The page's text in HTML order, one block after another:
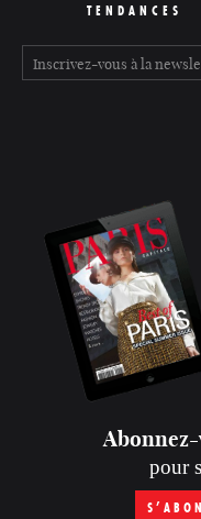
TENDANCES
pour